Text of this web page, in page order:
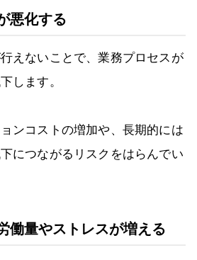
悪化する
えないことで、業務プロセスが
します。
ンコストの増加や、長期的には
につながるリスクをはらんでい
働量やストレスが増える